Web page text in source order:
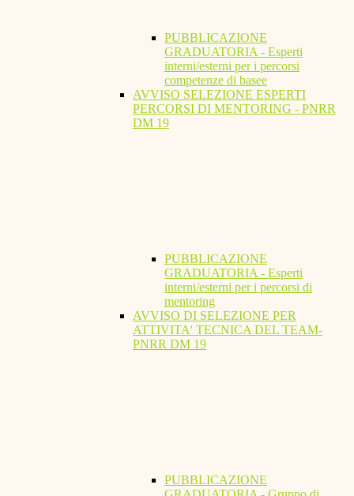
PUBBLICAZIONE
GRADUATORIA - Esperti
interni/esterni per i percorsi
competenze di basee
AVVISO SELEZIONE ESPERTI
PERCORSI DI MENTORING - PNRR
DM 19
PUBBLICAZIONE
GRADUATORIA - Esperti
interni/esterni per i percorsi di
mentoring
AVVISO DI SELEZIONE PER
ATTIVITA' TECNICA DEL TEAM-
PNRR DM 19
PUBBLICAZIONE